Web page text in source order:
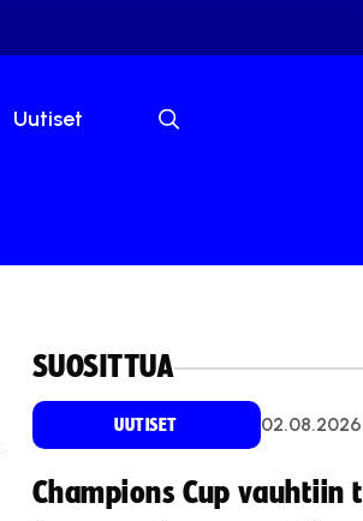
Uutiset
SUOSITTUA
UUTISET 02.08.2026
Champions Cup vauhtiin